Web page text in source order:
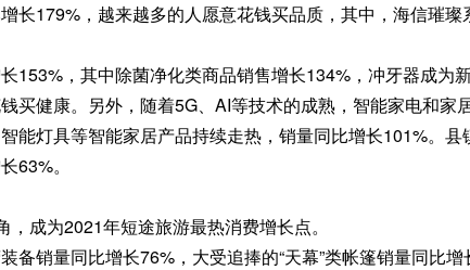
179%，越来越多的人愿意花钱买品质，其中，海信璀璨
，其中除菌净化类商品销售增长134%，冲牙器成为
买健康。另外，随着5G、AI等技术的成熟，智能家电和家
能灯具等智能家居产品持续走热，销量同比增长101%。县
63%。
成为2021年短途旅游最热消费增长点。
销量同比增长76%，大受追捧的“天幕”类帐篷销量同比增